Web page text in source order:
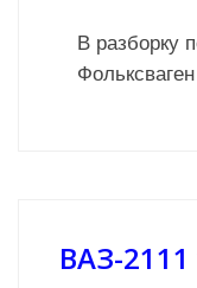
В разборку
Фольксваген
ВАЗ-